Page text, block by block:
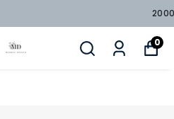
ÜCRETSİZ KARGO
0